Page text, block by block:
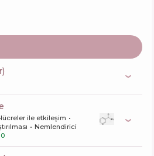
ile etkileşim
Nemlendirici